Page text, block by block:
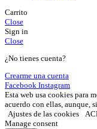
Carrito
Close
Sign in
Close
¿No tienes cuenta?
Crearme una cuenta
Facebook Instagram
Esta web usa cookies para
acuerdo con ellas, aunque,
Ajustes de las cookies
Manage consent